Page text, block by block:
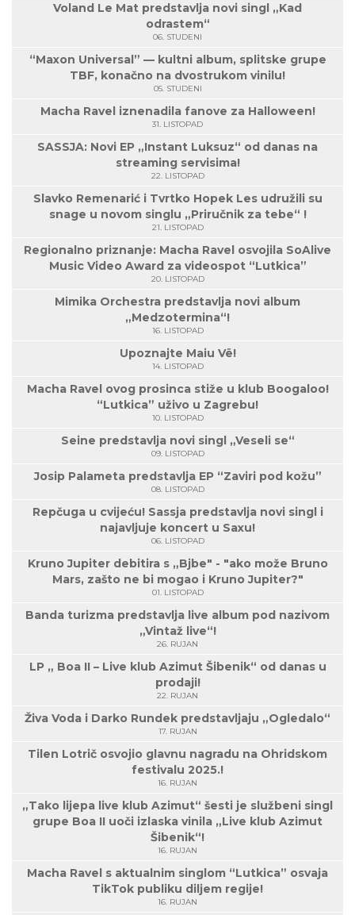
Voland Le Mat predstavlja novi singl „Kad
odrastem“
06. STUDENI
“Maxon Universal” — kultni album, splitske grupe
TBF, konačno na dvostrukom vinilu!
05. STUDENI
Macha Ravel iznenadila fanove za Halloween!
31. LISTOPAD
SASSJA: Novi EP „Instant Luksuz“ od danas na
streaming servisima!
22. LISTOPAD
Slavko Remenarić i Tvrtko Hopek Les udružili su
snage u novom singlu „Priručnik za tebe“ !
21. LISTOPAD
Regionalno priznanje: Macha Ravel osvojila SoAlive
Music Video Award za videospot “Lutkica”
20. LISTOPAD
Mimika Orchestra predstavlja novi album
„Medzotermina“!
16. LISTOPAD
Upoznajte Maiu Vë!
14. LISTOPAD
Macha Ravel ovog prosinca stiže u klub Boogaloo!
“Lutkica” uživo u Zagrebu!
10. LISTOPAD
Seine predstavlja novi singl „Veseli se“
09. LISTOPAD
Josip Palameta predstavlja EP “Zaviri pod kožu”
08. LISTOPAD
Repčuga u cvijeću! Sassja predstavlja novi singl i
najavljuje koncert u Saxu!
06. LISTOPAD
Kruno Jupiter debitira s „Bjbe" - "ako može Bruno
Mars, zašto ne bi mogao i Kruno Jupiter?"
01. LISTOPAD
Banda turizma predstavlja live album pod nazivom
„Vintaž live“!
26. RUJAN
LP „ Boa II – Live klub Azimut Šibenik“ od danas u
prodaji!
22. RUJAN
Živa Voda i Darko Rundek predstavljaju „Ogledalo“
17. RUJAN
Tilen Lotrič osvojio glavnu nagradu na Ohridskom
festivalu 2025.!
16. RUJAN
„Tako lijepa live klub Azimut“ šesti je službeni singl
grupe Boa II uoči izlaska vinila „Live klub Azimut
Šibenik“!
16. RUJAN
Macha Ravel s aktualnim singlom “Lutkica” osvaja
TikTok publiku diljem regije!
16. RUJAN